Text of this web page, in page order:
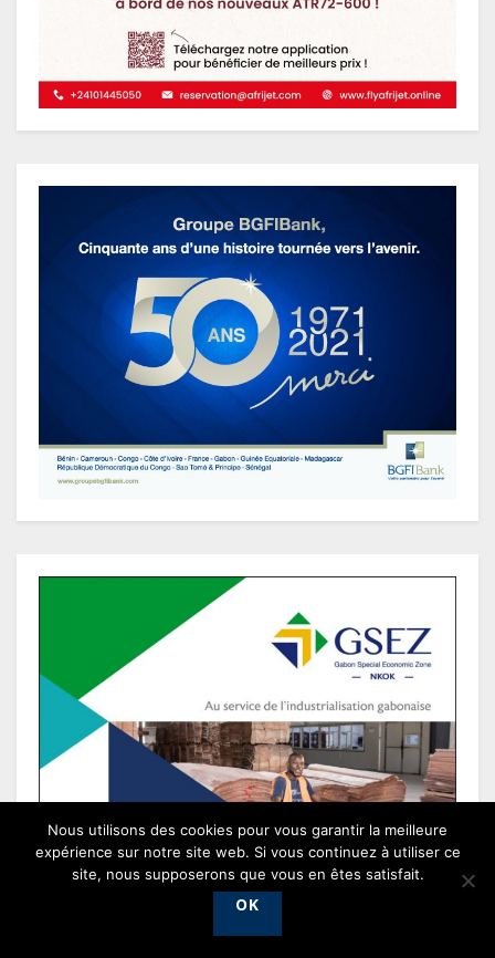
Nous utilisons des cookies pour vous garantir la meilleure
expérience sur notre site web. Si vous continuez à utiliser ce
site, nous supposerons que vous en êtes satisfait.
OK